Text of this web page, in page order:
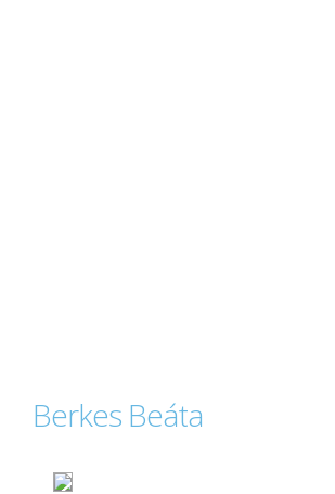
Berkes Beáta